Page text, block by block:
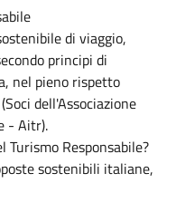
di viaggio,
principi di
nel pieno rispetto
dell'Associazione
- Aitr).
Turismo Responsabile?
sostenibili italiane,